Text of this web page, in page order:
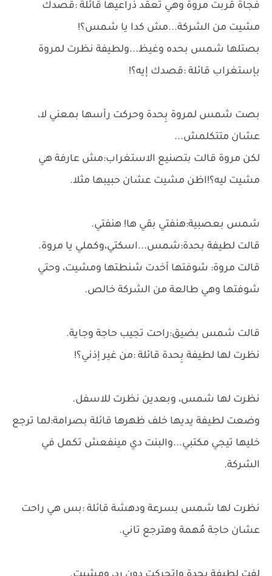
فجاة قربت مروة وهي تعقد ذراعيها قائلة :قصدك
مشيت من الشركة...مش كدا يا شمس؟!
بصتلها شمس بحده وغيظ...ولطيفة نظرت لمروة
بإستغراب قائلة :قصدك إيه؟!
بصت شمس لمروة بِحدة وحركت رأسها بمعني لا،
عشان متتكلمش...
لكن مروة قالت بتصنيع الاستغراب:مش عارفة هي
مشيت ليه؟!اظن مشيت عشان حبيبها مثلا.
شمس بعصبية:هنفتي بقي ها! هنفتي.
قالت لطيفة بحدة:شمس...اسكتي،وكملي يا مروة.
قالت مروة: شوفتها أخدت شنطتها ومشيت، وحتي
شوفتها وهي طالعة من الشركة خالص.
قالت شمس بضيق:راحت تجيب حاجة وجاية.
نظرت لها لطيفة بِحدة قائلة :من غير إذني؟!
نظرت لها شمس، وبعدين نظرت للاسفل.
وضعت لطيفة يديها خلف ظهرها قائلة بصرامة:لما ترجع
خليها تيجي مكتبي...والبنت دي مينفعش تكمل في
الشركة.
نظرت لها شمس بسرعة ودهشة قائلة :بس هي راحت
عشان حاجة مُهمة وهترجع تاني.